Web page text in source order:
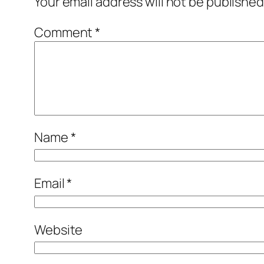
Comment*
Name*
Email*
Website